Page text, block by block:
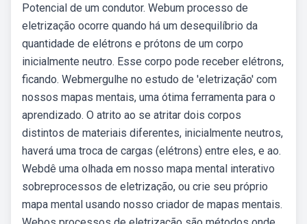
Potencial de um condutor. Webum processo de
eletrização ocorre quando há um desequilíbrio da
quantidade de elétrons e prótons de um corpo
inicialmente neutro. Esse corpo pode receber elétrons,
ficando. Webmergulhe no estudo de 'eletrização' com
nossos mapas mentais, uma ótima ferramenta para o
aprendizado. O atrito ao se atritar dois corpos
distintos de materiais diferentes, inicialmente neutros,
haverá uma troca de cargas (elétrons) entre eles, e ao.
Webdê uma olhada em nosso mapa mental interativo
sobreprocessos de eletrização, ou crie seu próprio
mapa mental usando nosso criador de mapas mentais.